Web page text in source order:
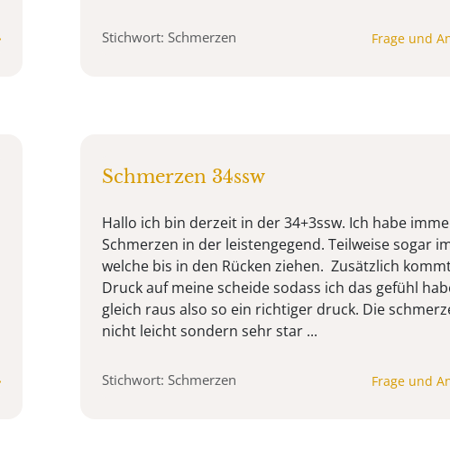
Stichwort: Schmerzen Frage und
Schmerzen 34ssw
Hallo ich bin derzeit in der 34+3ssw. Ich habe
Schmerzen in der leistengegend. Teilweise sogar
welche bis in den Rücken ziehen. Zusätzlich
Druck auf meine scheide sodass ich das gefühl
gleich raus also so ein richtiger druck. Die
nicht leicht sondern sehr star ...
Stichwort: Schmerzen Frage und